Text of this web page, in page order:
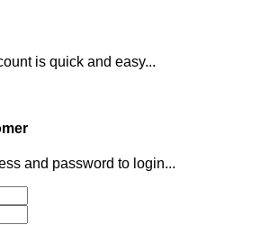
is quick and easy...
and password to login...